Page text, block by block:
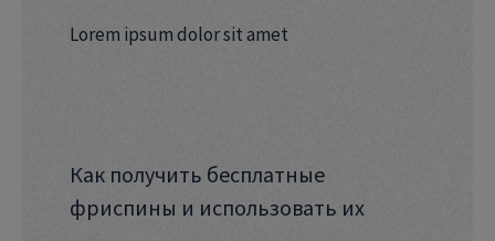
Lorem ipsum dolor sit amet
Как получить бесплатные
фриспины и использовать их